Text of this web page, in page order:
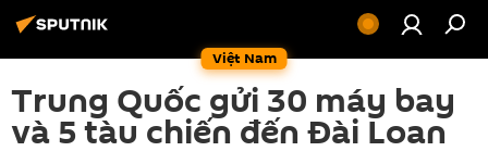
Việt Nam
Trung Quốc gửi 30 máy bay
và 5 tàu chiến đến Đài Loan